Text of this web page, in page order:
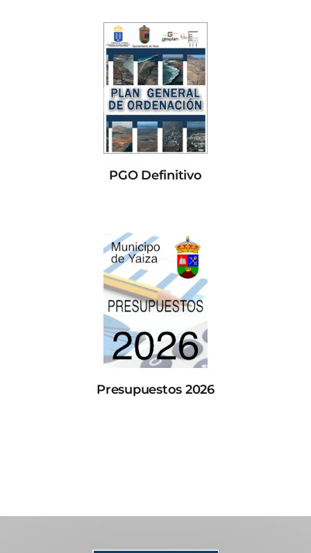
PGO Definitivo
Presupuestos 2026